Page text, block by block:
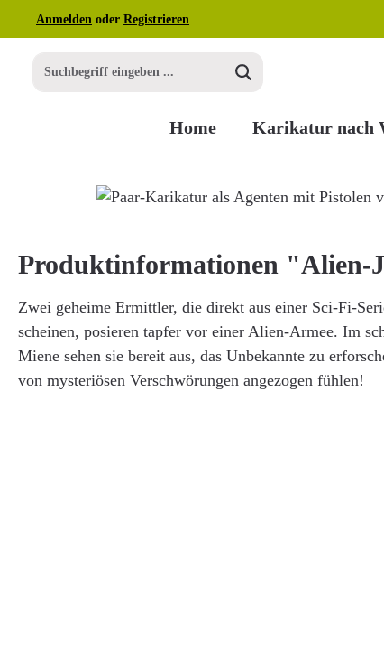
Hauptinhalt springen
Zur Suche springen
Zur Hauptnavigation springen
Anmelden oder Registrieren
Home Karikatur nach
Bildergalerie überspringen
Produktinformationen "Alien-
Zwei geheime Ermittler, die direkt aus einer Sci-Fi-
scheinen, posieren tapfer vor einer Alien-Armee. Im
Miene sehen sie bereit aus, das Unbekannte zu
von mysteriösen Verschwörungen angezogen fühlen!